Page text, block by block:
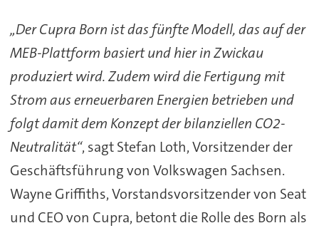
„Der Cupra Born ist das fünfte Modell, das auf der
MEB-Plattform basiert und hier in Zwickau
produziert wird. Zudem wird die Fertigung mit
Strom aus erneuerbaren Energien betrieben und
folgt damit dem Konzept der bilanziellen CO2-
Neutralität“, sagt Stefan Loth, Vorsitzender der
Geschäftsführung von Volkswagen Sachsen.
Wayne Griffiths, Vorstandsvorsitzender von Seat
und CEO von Cupra, betont die Rolle des Born als